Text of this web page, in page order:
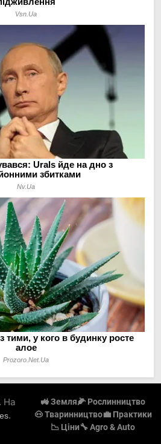
На
.
🚜 Земля🌽 Рослинництво
🐽 Тваринництво💼 Практики
📉 Ціни🔧 Agro & Auto